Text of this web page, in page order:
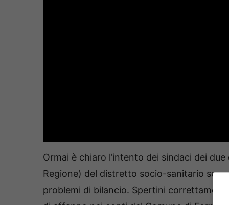
Ormai è chiaro l’intento dei sindaci dei
Regione) del distretto socio-sanitario
problemi di bilancio. Spertini